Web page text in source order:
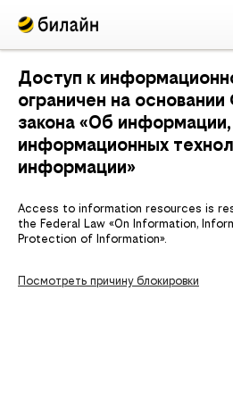
Доступ к
ограничен на
закона «Об информации,
информационных
информации»
Access to information resources is
the Federal Law «On Information,
Protection of Information».
Посмотреть причину блокировки